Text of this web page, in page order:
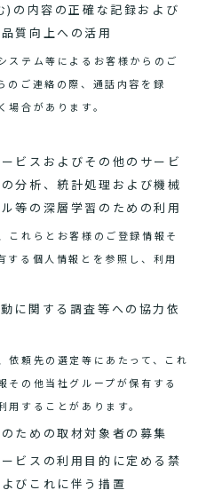
)の内容の正確な記録および
質向上への活用
ステム等によるお客様からのご
のご連絡の際、通話内容を録
場合があります。
ビスおよびその他のサービ
分析、統計処理および機械
等の深層学習のための利用
これらとお客様のご登録情報そ
する個人情報とを参照し、利用
に関する調査等への協力依
依頼先の選定等にあたって、これ
その他当社グループが保有する
用することがあります。
ための取材対象者の募集
ビスの利用目的に定める禁
びこれに伴う措置